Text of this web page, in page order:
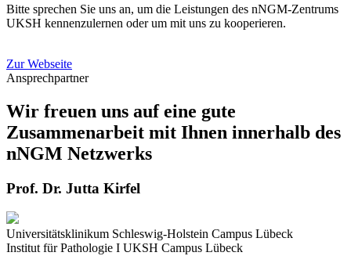
Bitte sprechen Sie uns an, um die Leistungen des nNGM-Zentrums
UKSH kennenzulernen oder um mit uns zu kooperieren.
Zur Webseite
Ansprechpartner
Wir freuen uns auf eine gute
Zusammenarbeit mit Ihnen innerhalb des
nNGM Netzwerks
Prof. Dr. Jutta Kirfel
Universitätsklinikum Schleswig-Holstein Campus Lübeck
Institut für Pathologie I UKSH Campus Lübeck